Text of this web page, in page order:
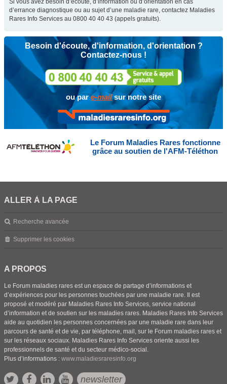
Si vous avez besoin d’écoute, d’information ou d’orientation en cas
d’errance diagnostique ou au sujet d’une maladie rare, contactez Maladies
Rares Info Services au 0800 40 40 43 (appels gratuits).
Besoin d'écoute, d'information, d'orientation ?
Contactez-nous !
ou pare-mailsur notre site
Le Forum Maladies Rares fonctionne
grâce au soutien de l'AFM-Téléthon
ALLER À LA PAGE
Recherche avancée
Supprimer les cookies
A PROPOS
Le Forum maladies rares est un espace de partage d’informations et
d’expériences pour les personnes touchées par une maladie rare. Il est
proposé et modéré par Maladies Rares Info Services, service national
d’information et de soutien sur les maladies rares. Maladies Rares Info Services
aide au quotidien les personnes concernées par une maladie rare dans leur
parcours de santé et de vie, par téléphone, mail, sur le Forum maladies rares et
sur les réseaux sociaux. Maladies Rares Info Services oriente aussi les
professionnels de santé et du secteur médico-social.
Plus d’informations : www.maladiesraresinfo.org
newsletter